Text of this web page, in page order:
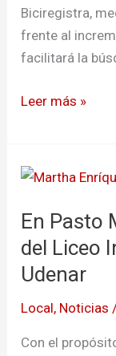
Biciregistra,
frente al
facilitará la
Leer más »
En Pasto
del Liceo
Udenar
Local, Noticias
Con el
En
Mejoran
infraestructura
del
Integrado